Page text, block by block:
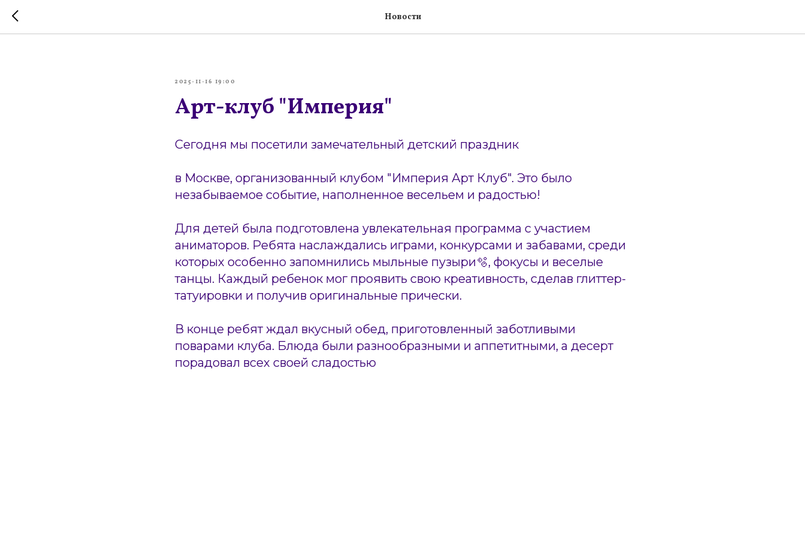
Новости
2025-11-16 19:00
Арт-клуб "Империя"
Сегодня мы посетили замечательный детский праздник
в Москве, организованный клубом "Империя Арт Клуб". Это было
незабываемое событие, наполненное весельем и радостью!
Для детей была подготовлена увлекательная программа с участием
аниматоров. Ребята наслаждались играми, конкурсами и забавами, среди
которых особенно запомнились мыльные пузыри🫧, фокусы и веселые
танцы. Каждый ребенок мог проявить свою креативность, сделав глиттер-
татуировки и получив оригинальные прически.
В конце ребят ждал вкусный обед, приготовленный заботливыми
поварами клуба. Блюда были разнообразными и аппетитными, а десерт
порадовал всех своей сладостью